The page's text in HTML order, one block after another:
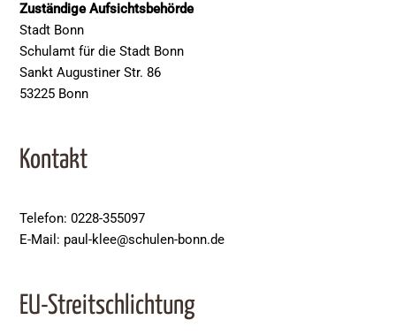
Zuständige Aufsichtsbehörde
Stadt Bonn
Schulamt für die Stadt Bonn
Sankt Augustiner Str. 86
53225 Bonn
Kontakt
Telefon: 0228-355097
E-Mail: paul-klee@schulen-bonn.de
EU-Streitschlichtung